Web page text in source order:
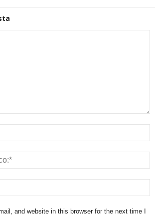
and website in this browser for the next time I